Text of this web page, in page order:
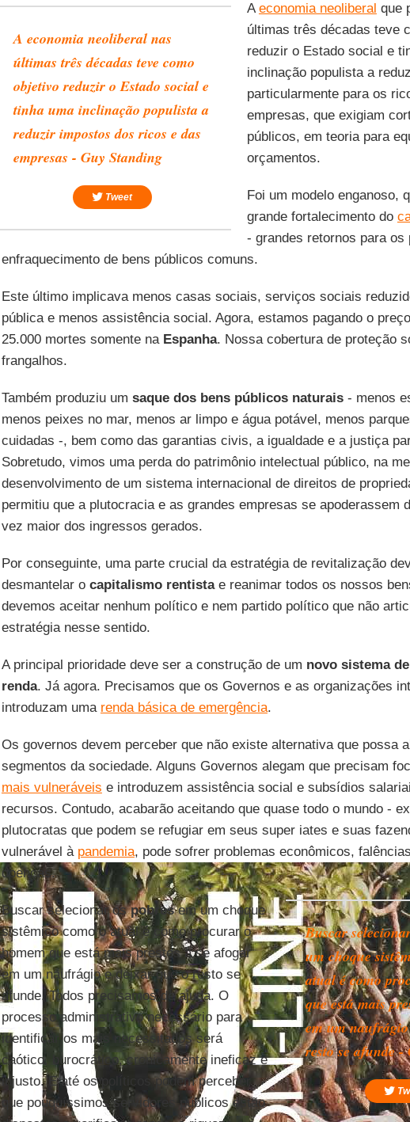
A economia neoliberal nas
últimas três décadas teve como
objetivo reduzir o Estado social e
tinha uma inclinação populista a
reduzir impostos dos ricos e das
empresas - Guy Standing
Tweet
Aeconomia neoliberal que
últimas três décadas teve
reduzir o Estado social e
inclinação populista a
particularmente para os
empresas, que exigiam
públicos, em teoria para
orçamentos.
Foi um modelo enganoso,
grande fortalecimento do
- grandes retornos para os
enfraquecimento de bens públicos comuns.
Este último implicava menos casas sociais, serviços sociais
pública e menos assistência social. Agora, estamos pagando o
25.000 mortes somente na Espanha. Nossa cobertura de proteção
frangalhos.
Também produziu um saque dos bens públicos naturais- menos
menos peixes no mar, menos ar limpo e água potável, menos
cuidadas -, bem como das garantias civis, a igualdade e a justiça
Sobretudo, vimos uma perda do patrimônio intelectual público, na
desenvolvimento de um sistema internacional de direitos de
permitiu que a plutocracia e as grandes empresas se apoderassem
vez maior dos ingressos gerados.
Por conseguinte, uma parte crucial da estratégia de revitalização
desmantelar ocapitalismo rentistae reanimar todos os nossos
devemos aceitar nenhum político e nem partido político que não
estratégia nesse sentido.
A principal prioridade deve ser a construção de um novo sistema
renda. Já agora. Precisamos que os Governos e as organizações
introduzam uma renda básica de emergência.
Os governos devem perceber que não existe alternativa que possa
segmentos da sociedade. Alguns Governos alegam que precisam
mais vulneráveis e introduzem assistência social e subsídios
recursos. Contudo, acabarão aceitando que quase todo o mundo -
plutocratas que podem se refugiar em seus super iates e suas
vulnerável à pandemia, pode sofrer problemas econômicos,
doenças.
Buscar
um choque
atual é como
que está mais
em um
resto se afunde
Buscar selecionar ospobresem um choque
sistêmico como o atual é como procurar o
homem que está mais prestes a se afogar
em um naufrágio e deixar que o resto se
afunde. Todos precisamos de ajuda. O
processo administrativo necessário para
identificar os mais necessitados será
caótico, burocrático, cronicamente ineficaz e
injusto. E até os políticos podem perceber
que pouquíssimos servidores públicos estão